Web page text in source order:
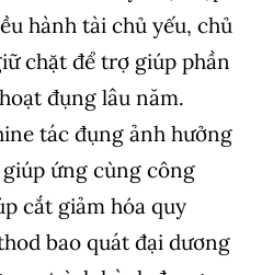
hành tài chủ yếu, chủ
chặt để trợ giúp phần
đụng lâu năm.
tác đụng ảnh hưởng
ứng cùng công
cắt giảm hóa quy
bao quát đại dương